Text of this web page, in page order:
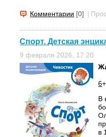
Комментарии [0] |
Спорт. Детская
9 февраля 2026, 17:20
6+
В
в